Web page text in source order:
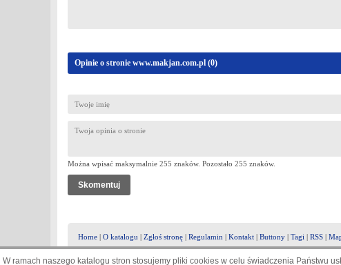
Opinie o stronie www.makjan.com.pl (0)
Można wpisać maksymalnie 255 znaków. Pozostało 255 znaków.
Home | O katalogu | Zgłoś stronę | Regulamin | Kontakt | Buttony | Tagi | RSS |
W ramach naszego katalogu stron stosujemy pliki cookies w celu świadczenia Państwu